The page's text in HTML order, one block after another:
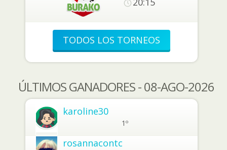
TODOS LOS TORNEOS
ÚLTIMOS GANADORES - 08-AGO-2026
karoline30
1º
rosannacontc